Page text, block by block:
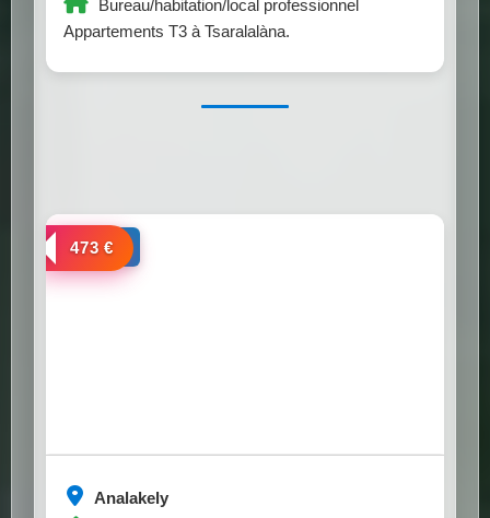
Bureau/habitation/local professionnel
Appartements T3 à Tsaralalàna.
Analakely
a louer
473 €